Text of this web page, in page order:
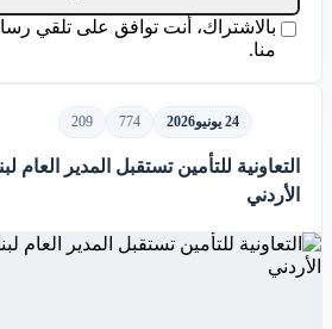
بالاشتراك، أنت توافق على تلقي
منا.
24 يونيو 2026
774
209
التعاونية للتأمين تستقبل المدير العام
الأردني